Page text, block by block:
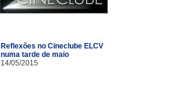
Reflexões no Cineclube ELCV
numa tarde de maio
14/05/2015